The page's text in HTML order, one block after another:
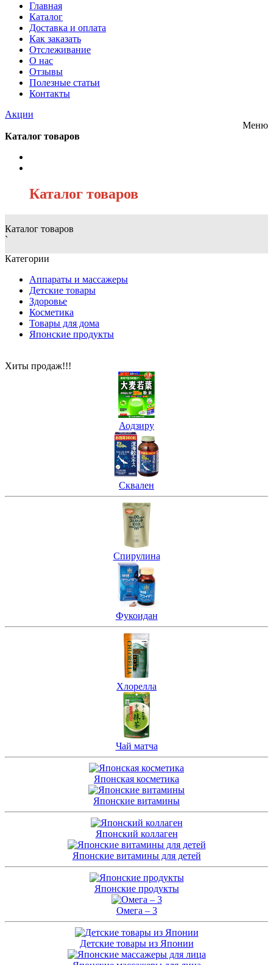
Главная
Каталог
Доставка и оплата
Как заказать
Отслеживание
О нас
Отзывы
Полезные статьи
Контакты
Акции
Меню
Каталог товаров
Каталог товаров
Каталог товаров
`
Категории
Аппараты и массажеры
Детские товары
Здоровье
Косметика
Товары для дома
Японские продукты
Хиты продаж!!!
Аодзиру
Сквален
Спирулина
Фукоидан
Хлорелла
Чай матча
Японская косметика
Японские витамины
Японский коллаген
Японские витамины для детей
Японские продукты
Омега – 3
Детские товары из Японии